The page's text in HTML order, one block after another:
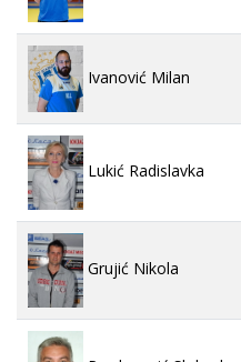
Ivanović Milan
Lukić Radislavka
Grujić Nikola